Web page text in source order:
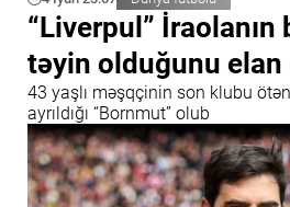
“Liverpul” İraolanın
təyin olduğunu elan
43 yaşlı məşqçinin son klubu
ayrıldığı “Bornmut” olub